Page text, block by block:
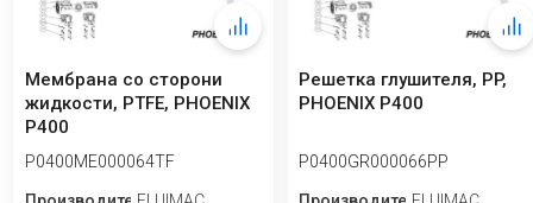
Мембрана со сторони
жидкости, PTFE, PHOENIX
P400
P0400ME000064TF
Решетка глушителя, PP,
PHOENIX P400
P0400GR000066PP